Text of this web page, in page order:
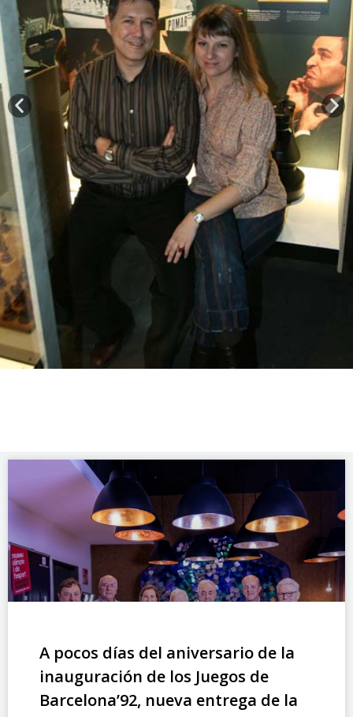
A pocos días del aniversario de la
inauguración de los Juegos de
Barcelona’92, nueva entrega de la